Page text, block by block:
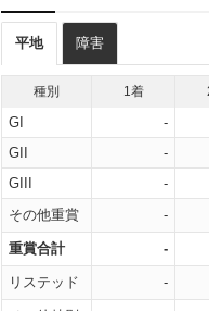
平地 障害
種別 1着
GI -
GII
-
GIII
-
その他重賞
-
重賞合計 -
リステッド -